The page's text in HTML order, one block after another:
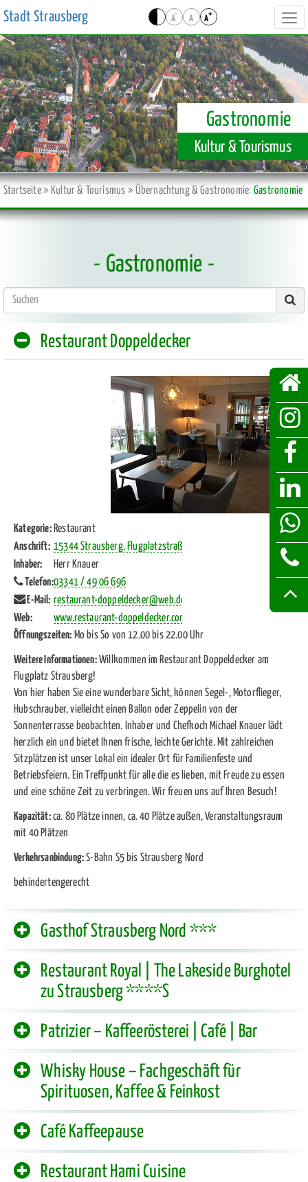
Stadt Strausberg
ein-/
A
-
A A
+
Gastronomie
Kultur & Tourismus
Startseite Kultur & Tourismus Übernachtung & Gastronomie Gastronomie
Gastronomie
Restaurant Doppeldecker
Kategorie: Restaurant
Anschrift: 15344 Strausberg, Flugplatzstraße F1/H11
Link öffnet in neuem
Inhaber:
Herr Knauer
Telefon:03341 / 49 06 696Link öffnet in neuem Fenster
E-Mail: restaurant-doppeldecker@web.de
Link öffnet in neuem Fenster
Web:
www.restaurant-doppeldecker.com
Öffnungszeiten: Mo bis So von 12.00 bis 22.00 Uhr
Weitere Informationen:Willkommen im Restaurant Doppeldecker am
Flugplatz Strausberg!
Von hier haben Sie eine wunderbare Sicht, können Segel-, Motorflieger,
Hubschrauber, vielleicht einen Ballon oder Zeppelin von der
Sonnenterrasse beobachten. Inhaber und Chefkoch Michael Knauer lädt
herzlich ein und bietet Ihnen frische, leichte Gerichte. Mit zahlreichen
Sitzplätzen ist unser Lokal ein idealer Ort für Familienfeste und
Betriebsfeiern. Ein Treffpunkt für alle die es lieben, mit Freude zu essen
und eine schöne Zeit zu verbringen. Wir freuen uns auf Ihren Besuch!
Kapazität:ca. 80 Plätze innen, ca. 40 Plätze außen, Veranstaltungsraum
mit 40 Plätzen
Verkehrsanbindung:S-Bahn S5 bis Strausberg Nord
behindertengerecht
Gasthof Strausberg Nord ***
Restaurant Royal | The Lakeside Burghotel
zu Strausberg ****S
Patrizier – Kaffeerösterei | Café | Bar
Whisky House – Fachgeschäft für
Spirituosen, Kaffee & Feinkost
Café Kaffeepause
Restaurant Hami Cuisine